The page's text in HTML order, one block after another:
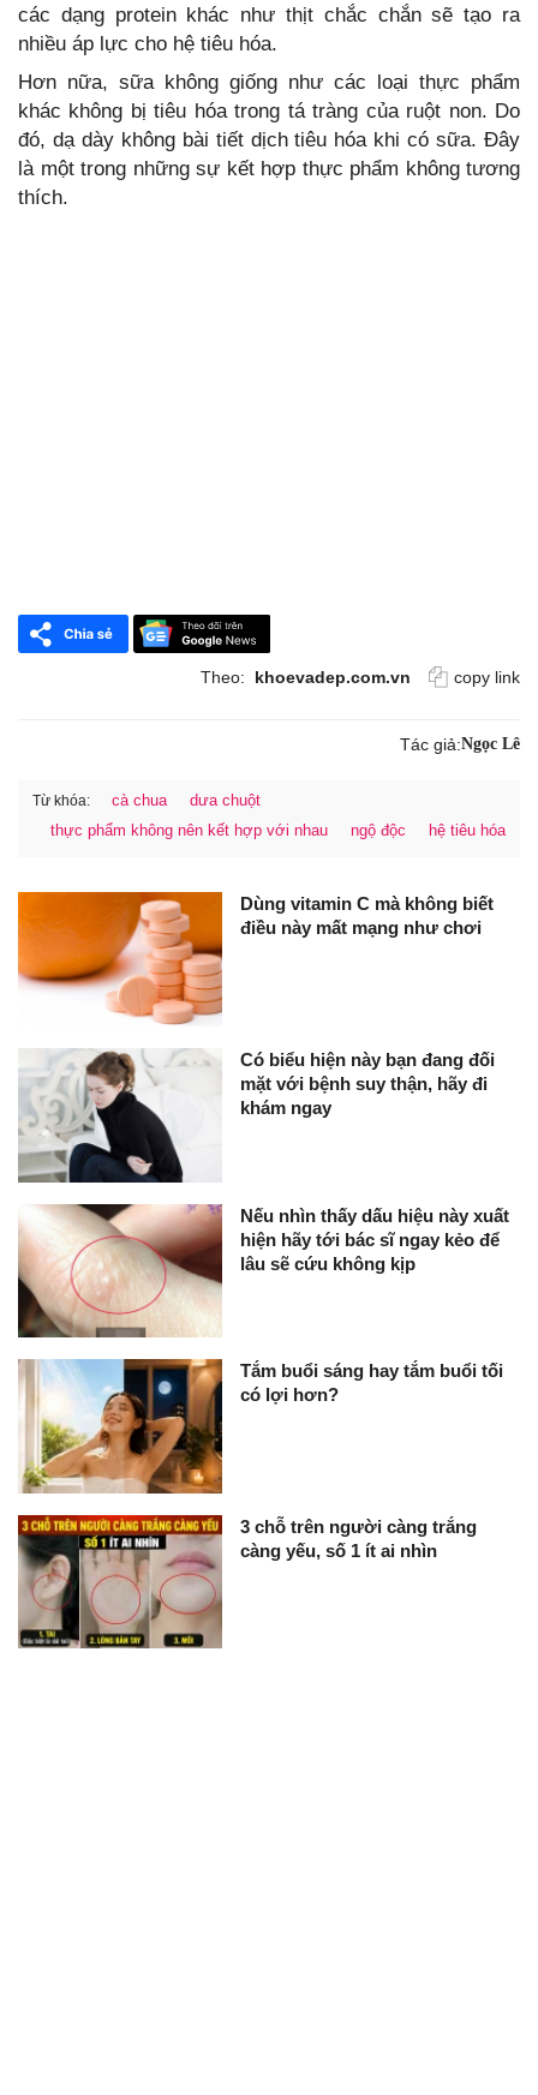
các dạng protein khác như thịt chắc chắn sẽ tạo ra
nhiều áp lực cho hệ tiêu hóa.
Hơn nữa, sữa không giống như các loại thực phẩm
khác không bị tiêu hóa trong tá tràng của ruột non. Do
đó, dạ dày không bài tiết dịch tiêu hóa khi có sữa. Đây
là một trong những sự kết hợp thực phẩm không tương
thích.
Theo: khoevadep.com.vn copy link
Tác giả:Ngọc Lê
Từ khóa: cà chua
dưa chuột
thực phẩm không nên kết hợp với nhau
ngộ độc hệ tiêu hóa
Dùng vitamin C mà không biết
điều này mất mạng như chơi
Có biểu hiện này bạn đang đối
mặt với bệnh suy thận, hãy đi
khám ngay
Nếu nhìn thấy dấu hiệu này xuất
hiện hãy tới bác sĩ ngay kẻo để
lâu sẽ cứu không kịp
Tắm buổi sáng hay tắm buổi tối
có lợi hơn?
3 chỗ trên người càng trắng
càng yếu, số 1 ít ai nhìn